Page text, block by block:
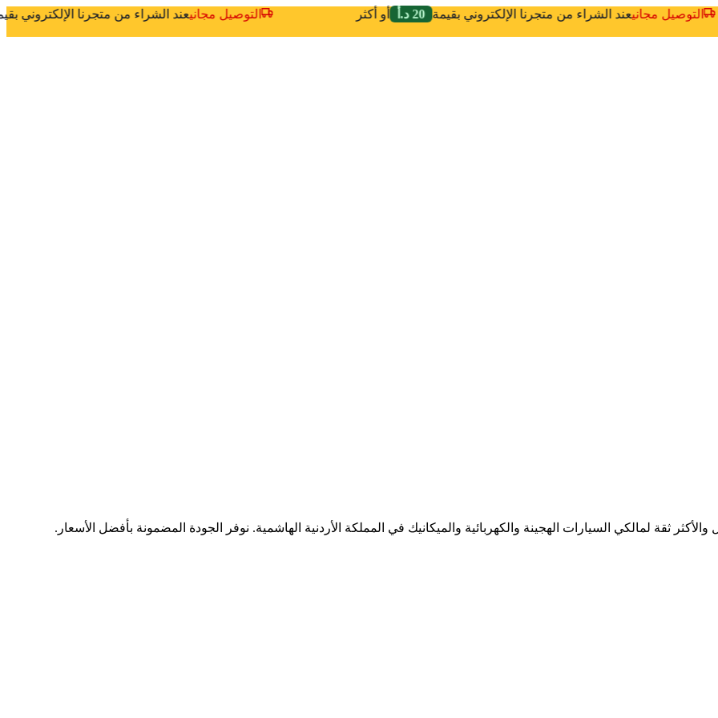
التوصيل مجانيعند الشراء من متجرنا الإلكتروني التوصيل مجانيعند الشراء من متجرنا الإلكتروني بقيمة 20 د.أ أو أكثر
ثقة لمالكي السيارات الهجينة والكهربائية والميكانيك في المملكة الأردنية الهاشمية. نوفر الجودة المضمونة بأفضل الأسعار.